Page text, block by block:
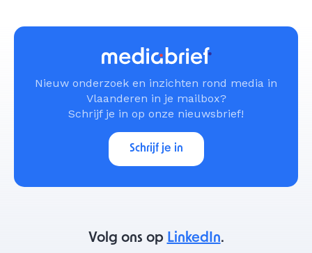
Nieuw onderzoek en inzichten rond media in
Vlaanderen in je mailbox?
Schrijf je in op onze nieuwsbrief!
Schrijf je in
Volg ons op LinkedIn.